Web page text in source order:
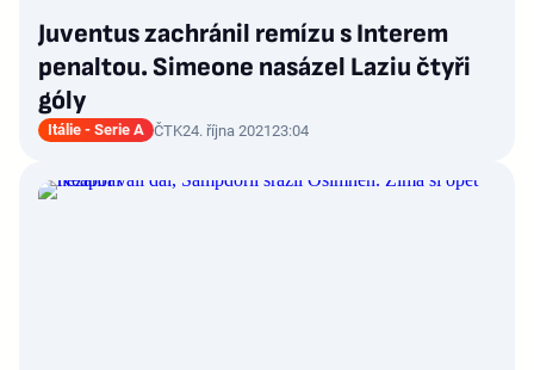
Juventus zachránil remízu s Interem
penaltou. Simeone nasázel Laziu čtyři
góly
Itálie - Serie A ČTK24. října 202123:04